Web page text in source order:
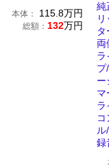
本体： 115.8万円
総額： 132万円
純
両
ラ
プ
ー
マ
ラ
録